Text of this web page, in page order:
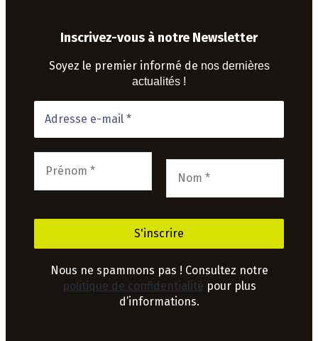
Inscrivez-vous à notre Newsletter
Soyez le premier informé de nos dernières
actualités !
Nous ne spammons pas ! Consultez notre
politique de confidentialité pour plus
d’informations.